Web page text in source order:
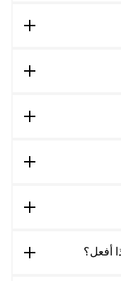
أفعل؟